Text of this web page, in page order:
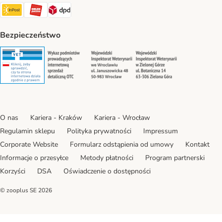
Paczkomat® Shipping Method
ORLEN Paczka Shipping Method
DPD Shipping Method
Bezpieczeństwo
Security Security Security
O nas Kariera - Kraków
Kariera - Wrocław
Regulamin sklepu
Polityka prywatności
Impressum
Corporate Website
Formularz odstąpienia od umowy
Kontakt
Informacje o przesyłce
Metody płatności
Program partnerski
Korzyści
DSA Oświadczenie o dostępności
© zooplus SE 2026